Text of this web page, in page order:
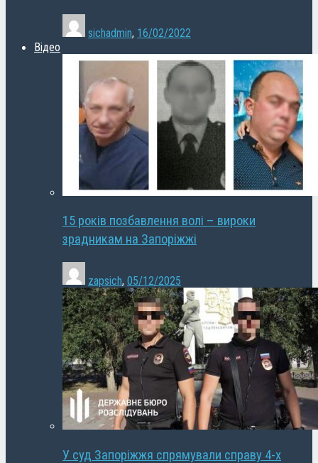
sichadmin, 16/02/2022
Відео
15 років позбавлення волі – вироки
зрадникам на Запоріжжі
zapsich, 05/12/2025
У суд Запоріжжя спрямували справу 4-х